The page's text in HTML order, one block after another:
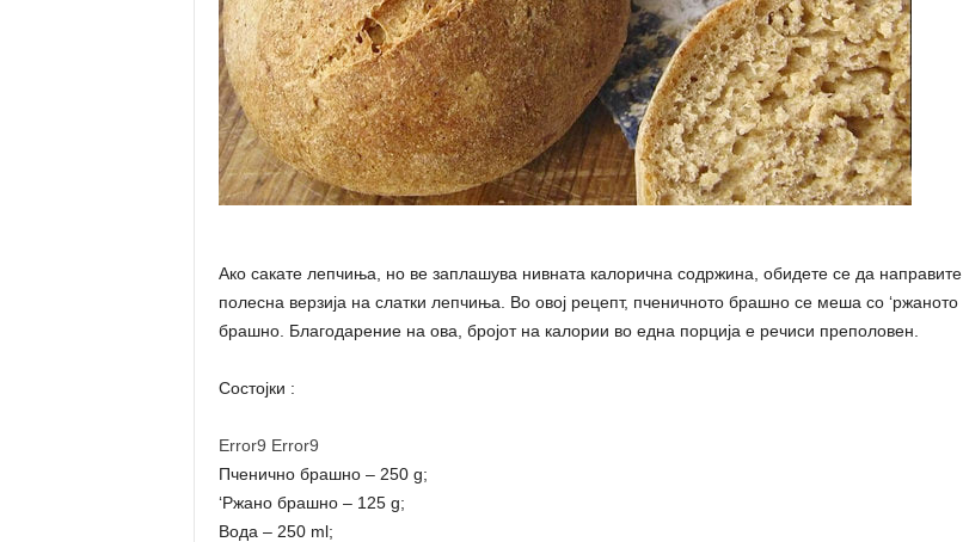
Ако сакате лепчиња, но ве заплашува нивната калорична содржина, обидете се да направите
полесна верзија на слатки лепчиња. Во овој рецепт, пченичното брашно се меша со ‘ржаното
брашно. Благодарение на ова, бројот на калории во една порција е речиси преполовен.
Состојки :
Error9 Error9
Пченично брашно – 250 g;
‘Ржано брашно – 125 g;
Вода – 250 ml;